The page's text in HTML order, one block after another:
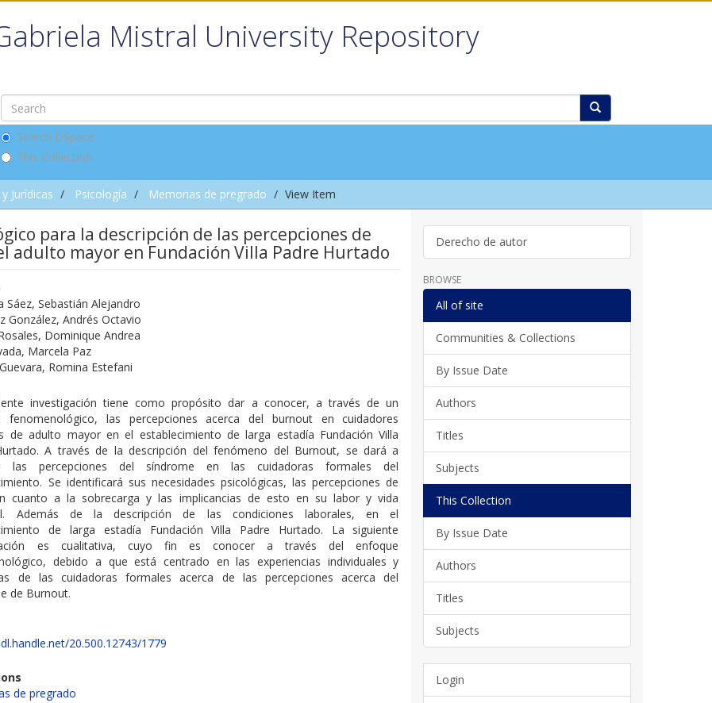
Mistral University Repository
Search DSpace
This Collection
Jurídicas Psicología Memorias de pregrado View Item
para la descripción de las percepciones de
adulto mayor en Fundación Villa Padre Hurtado
Sáez, Sebastián Alejandro
González, Andrés Octavio
Dominique Andrea
Marcela Paz
Romina Estefani
investigación tiene como propósito dar a conocer, a través de un
fenomenológico, las percepciones acerca del burnout en cuidadores
de adulto mayor en el establecimiento de larga estadía Fundación Villa
A través de la descripción del fenómeno del Burnout, se dará a
las percepciones del síndrome en las cuidadoras formales del
Se identificará sus necesidades psicológicas, las percepciones de
cuanto a la sobrecarga y las implicancias de esto en su labor y vida
Además de la descripción de las condiciones laborales, en el
de larga estadía Fundación Villa Padre Hurtado. La siguiente
es cualitativa, cuyo fin es conocer a través del enfoque
debido a que está centrado en las experiencias individuales y
de las cuidadoras formales acerca de las percepciones acerca del
de Burnout.
20.500.12743/1779
de pregrado
Derecho de autor
BROWSE
All of site
Communities & Collections
By Issue Date
Authors
Titles
Subjects
This Collection
By Issue Date
Authors
Titles
Subjects
Login